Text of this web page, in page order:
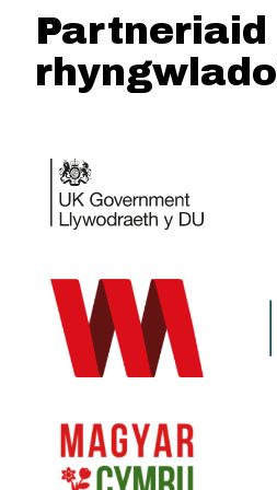
Partneriaid
rhyngwladol